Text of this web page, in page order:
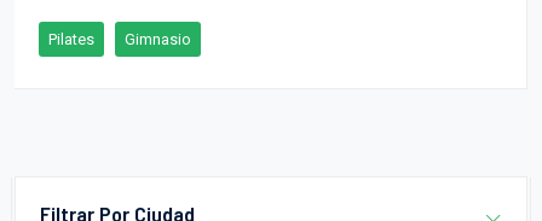
Filtrar Por Ciudad
Pilates Gimnasio